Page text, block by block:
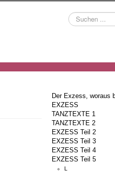
Suchen
...
Der Exzess, woraus
EXZESS
TANZTEXTE 1
TANZTEXTE 2
EXZESS Teil 2
EXZESS Teil 3
EXZESS Teil 4
EXZESS Teil 5
L